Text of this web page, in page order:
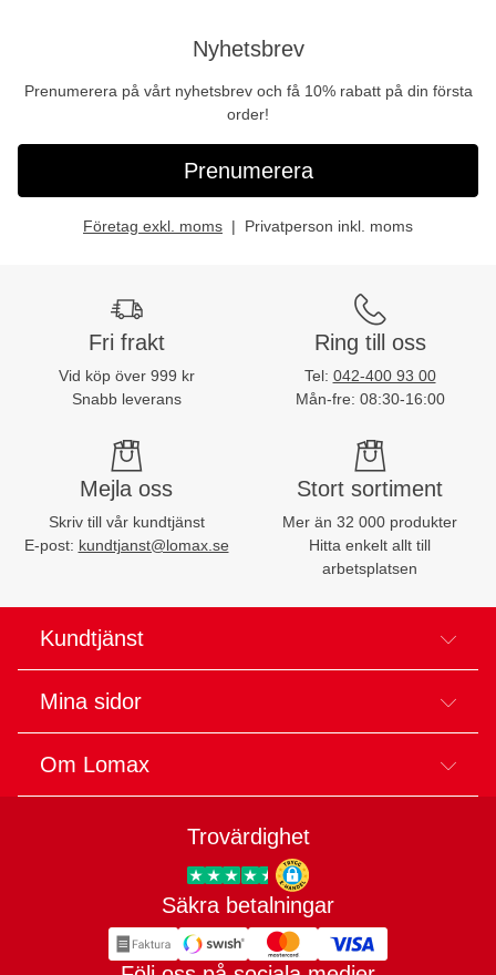
Nyhetsbrev
Prenumerera på vårt nyhetsbrev och få 10% rabatt på din första
order!
Prenumerera
Företag exkl. moms Privatperson inkl. moms
Fri frakt
Vid köp över 999 kr
Snabb leverans
Ring till oss
Tel: 042-400 93 00
Mån-fre: 08:30-16:00
Mejla oss
Skriv till vår kundtjänst
E-post: kundtjanst@lomax.se
Stort sortiment
Mer än 32 000 produkter
Hitta enkelt allt till
arbetsplatsen
Kundtjänst
Mina sidor
Om Lomax
Trovärdighet
Trygg E-handel
Säkra betalningar